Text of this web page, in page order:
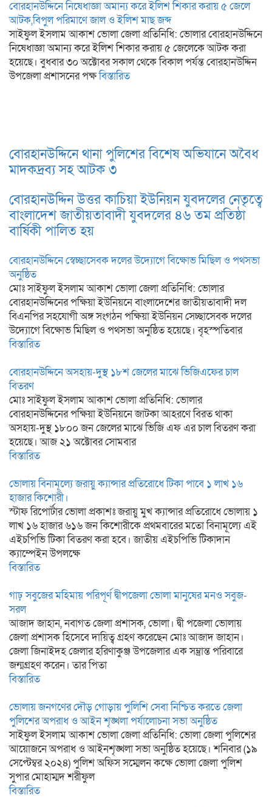
বোরহানউদ্দিনে নিষেধাজ্ঞা অমান্য করে ইলিশ শিকার করায় ৫ জেলে
আটক,বিপুল পরিমাণে জাল ও ইলিশ মাছ জব্দ
সাইফুল ইসলাম আকাশ ভোলা জেলা প্রতিনিধি: ভোলার বোরহানউদ্দিনে
নিষেধাজ্ঞা অমান্য করে ইলিশ শিকার করায় ৫ জেলেকে আটক করা
হয়েছে। বুধবার ৩০ অক্টোবর সকাল থেকে বিকাল পর্যন্ত বোরহানউদ্দিন
উপজেলা প্রশাসনের পক্ষবিস্তারিত
বোরহানউদ্দিনে থানা পুলিশের বিশেষ অভিযানে অবৈধ
মাদকদ্রব্য সহ আটক ৩
বোরহানউদ্দিন উত্তর কাচিয়া ইউনিয়ন যুবদলের নেতৃত্বে
বাংলাদেশ জাতীয়তাবাদী যুবদলের ৪৬ তম প্রতিষ্ঠা
বার্ষিকী পালিত হয়
বোরহানউদ্দিনে স্বেচ্ছাসেবক দলের উদ্যোগে বিক্ষোভ মিছিল ও পথসভা
অনুষ্ঠিত
মোঃ সাইফুল ইসলাম আকাশ ভোলা জেলা প্রতিনিধি: ভোলার
বোরহানউদ্দিনের পক্ষিয়া ইউনিয়নে বাংলাদেশের জাতীয়তাবাদী দল
বিএনপির সহযোগী অঙ্গ সংগঠন পক্ষিয়া ইউনিয়ন সেচ্ছাসেবক দলের
উদ্যোগে বিক্ষোভ মিছিল ও পথসভা অনুষ্ঠিত হয়েছে। বৃহস্পতিবার
বিস্তারিত
বোরহানউদ্দিনে অসহায়-দুস্থ ১৮শ জেলের মাঝে ভিজিএফের চাল
বিতরণ
মোঃ সাইফুল ইসলাম আকাশ ভোলা প্রতিনিধি: ভোলার
বোরহানউদ্দিনের পক্ষিয়া ইউনিয়নে জাটকা আহরণে বিরত থাকা
অসহায়-দুস্থ ১৮০০ জন জেলের মাঝে ভিজি এফ এর চাল বিতরণ করা
হয়েছে। আজ ২১ অক্টোবর সোমবার
বিস্তারিত
ভোলায় বিনামূল্যে জরায়ু ক্যান্সার প্রতিরোধে টিকা পাবে ১ লাখ ১৬
হাজার কিশোরী।
স্টাফ রিপোর্টার ভোলা প্রকাশঃ জরায়ু মুখ ক্যান্সার প্রতিরোধে ভোলায় ১
লাখ ১৬ হাজার ৬১৬ জন কিশোরীকে প্রথমবারের মতো বিনামূল্যে এই
এইচপিভি টিকা বিতরণ করা হবে। জাতীয় এইচপিভি টিকাদান
ক্যাম্পেইন উপলক্ষে
বিস্তারিত
গাঢ় সবুজের মহিমায় পরিপূর্ণ দ্বীপজেলা ভোলা মানুষের মনও সবুজ-
সরল
আজাদ জাহান, নবাগত জেলা প্রশাসক, ভোলা। দ্বী পজেলা ভোলায়
জেলা প্রশাসক হিসেবে দায়িত্ব গ্রহণ করেছেন মোঃ আজাদ জাহান।
জেলা জিনাইদহ জেলার হরিণাকুঞ্জ উপজেলার এক সম্ভ্রান্ত পরিবারে
জন্মগ্রহণ করেন। তার পিতা
বিস্তারিত
ভোলায় জনগণের দৌড় গোড়ায় পুলিশি সেবা নিশ্চিত করতে জেলা
পুলিশের অপরাধ ও আইন শৃঙ্খলা পর্যালোচনা সভা অনুষ্ঠিত
সাইফুল ইসলাম আকাশ ভোলা জেলা প্রতিনিধি: ভোলা জেলা পুলিশের
আয়োজনে অপরাধ ও আইনশৃঙ্খলা সভা অনুষ্ঠিত হয়েছে। শনিবার (১৯
সেপ্টেম্বর ২০২৪) পুলিশ অফিস সম্মেলন কক্ষে ভোলা জেলা পুলিশ
সুপার মোহাম্মদ শরীফুল
বিস্তারিত